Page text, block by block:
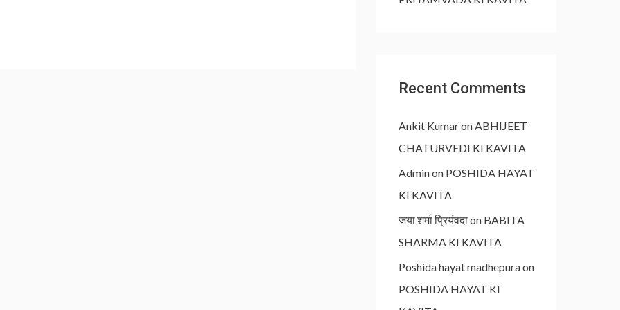
Recent Comments
Ankit KumaronABHIJEET
CHATURVEDI KI KAVITA
Adminon POSHIDA HAYAT
KI KAVITA
जया शर्मा प्रियंवदाon BABITA
SHARMA KI KAVITA
Poshida hayat madhepuraon
POSHIDA HAYAT KI